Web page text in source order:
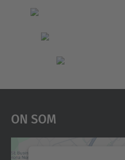
On Som